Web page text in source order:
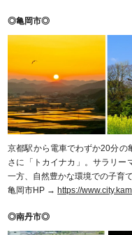
◎亀岡市◎
京都駅から電車でわずか20分の
さに「トカイナカ」。サラリー
一方、自然豊かな環境での子育
亀岡市HP →https://
◎南丹市◎